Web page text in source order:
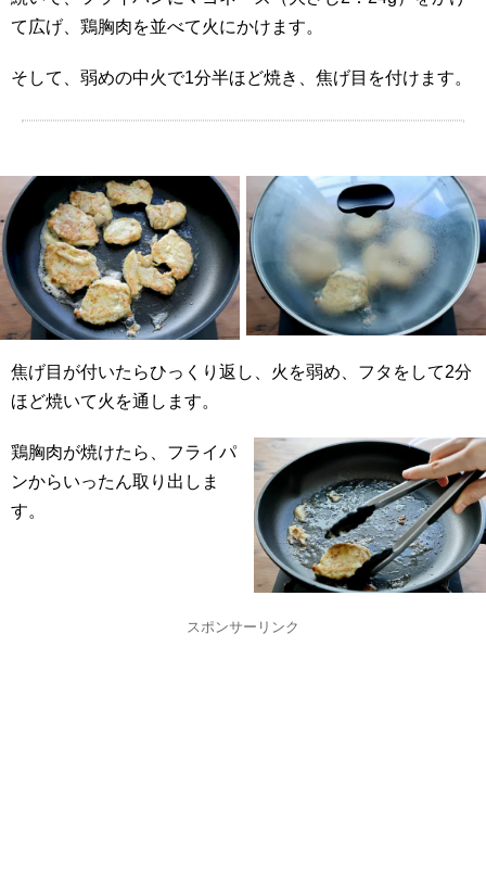
て広げ、鶏胸肉を並べて火にかけます。
そして、弱めの中火で1分半ほど焼き、焦げ目を付けます。
焦げ目が付いたらひっくり返し、火を弱め、フタをして2分
ほど焼いて火を通します。
鶏胸肉が焼けたら、フライパ
ンからいったん取り出しま
す。
スポンサーリンク